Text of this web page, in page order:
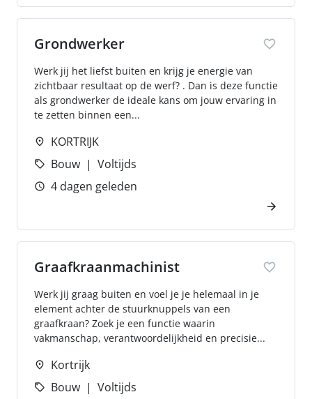
Grondwerker
Werk jij het liefst buiten en krijg je energie van
zichtbaar resultaat op de werf? . Dan is deze functie
als grondwerker de ideale kans om jouw ervaring in
te zetten binnen een...
KORTRIJK
Bouw
Voltijds
4 dagen geleden
Graafkraanmachinist
Werk jij graag buiten en voel je je helemaal in je
element achter de stuurknuppels van een
graafkraan? Zoek je een functie waarin
vakmanschap, verantwoordelijkheid en precisie...
Kortrijk
Bouw
Voltijds